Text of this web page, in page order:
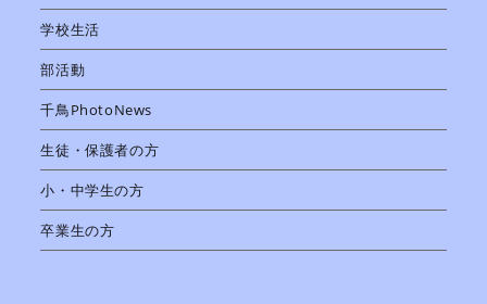
学校生活
部活動
千鳥PhotoNews
生徒・保護者の方
小・中学生の方
卒業生の方